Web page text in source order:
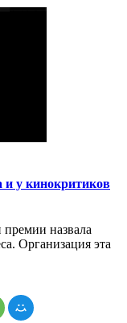
у кинокритиков
премии назвала
Организация эта